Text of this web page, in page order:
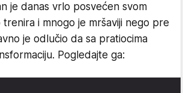
je danas vrlo posvećen svom
i mnogo je mršaviji nego pre
je odlučio da sa pratiocima
Pogledajte ga: